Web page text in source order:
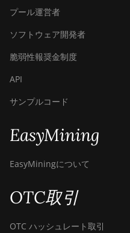
プール運営者
ソフトウェア開発者
脆弱性報奨金制度
API
サンプルコード
EasyMining
EasyMiningについて
OTC取引
OTC ハッシュレート取引